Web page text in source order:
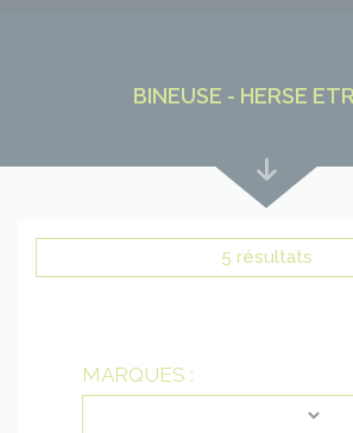
BINEUSE - HERSE
Lire
plus
bas
5 résultats
MARQUES :